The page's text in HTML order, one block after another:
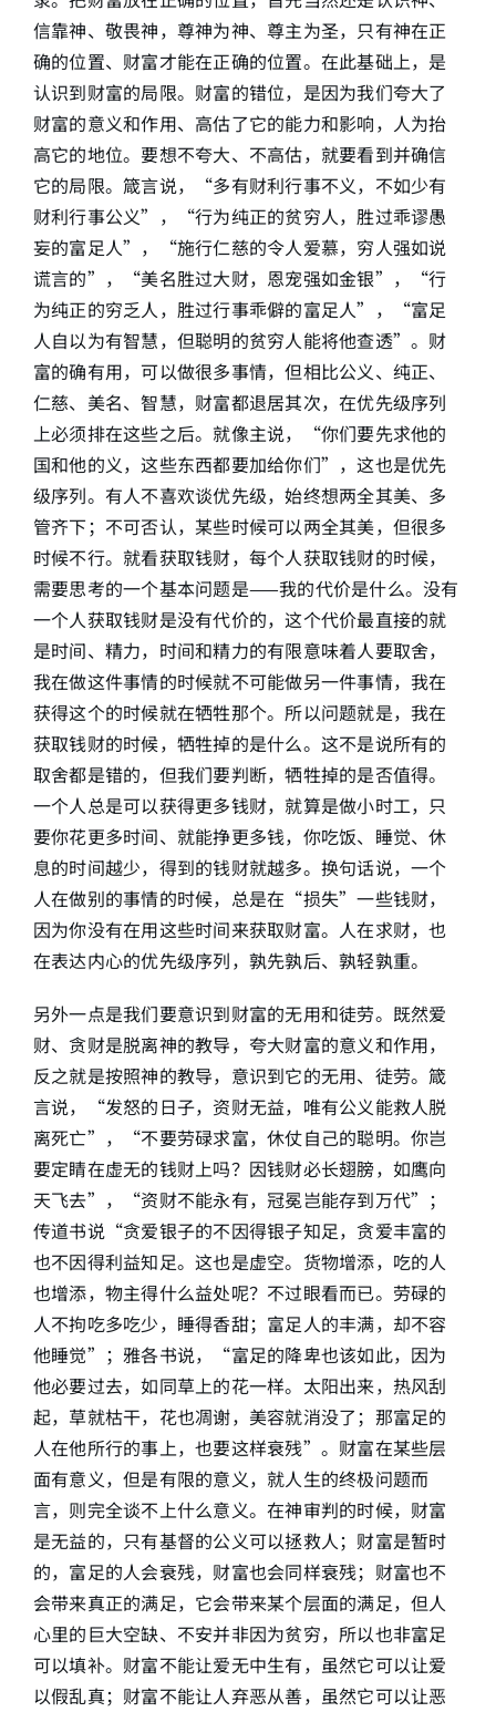
信靠神、敬畏神，尊神为神、尊主为圣，只有神在正
确的位置、财富才能在正确的位置。在此基础上，是
认识到财富的局限。财富的错位，是因为我们夸大了
财富的意义和作用、高估了它的能力和影响，人为抬
高它的地位。要想不夸大、不高估，就要看到并确信
它的局限。箴言说，“多有财利行事不义，不如少有
财利行事公义”，“行为纯正的贫穷人，胜过乖谬愚
妄的富足人”，“施行仁慈的令人爱慕，穷人强如说
谎言的”，“美名胜过大财，恩宠强如金银”，“行
为纯正的穷乏人，胜过行事乖僻的富足人”，“富足
人自以为有智慧，但聪明的贫穷人能将他查透”。财
富的确有用，可以做很多事情，但相比公义、纯正、
仁慈、美名、智慧，财富都退居其次，在优先级序列
上必须排在这些之后。就像主说，“你们要先求他的
国和他的义，这些东西都要加给你们”，这也是优先
级序列。有人不喜欢谈优先级，始终想两全其美、多
管齐下；不可否认，某些时候可以两全其美，但很多
时候不行。就看获取钱财，每个人获取钱财的时候，
需要思考的一个基本问题是——我的代价是什么。没有
一个人获取钱财是没有代价的，这个代价最直接的就
是时间、精力，时间和精力的有限意味着人要取舍，
我在做这件事情的时候就不可能做另一件事情，我在
获得这个的时候就在牺牲那个。所以问题就是，我在
获取钱财的时候，牺牲掉的是什么。这不是说所有的
取舍都是错的，但我们要判断，牺牲掉的是否值得。
一个人总是可以获得更多钱财，就算是做小时工，只
要你花更多时间、就能挣更多钱，你吃饭、睡觉、休
息的时间越少，得到的钱财就越多。换句话说，一个
人在做别的事情的时候，总是在“损失”一些钱财，
因为你没有在用这些时间来获取财富。人在求财，也
在表达内心的优先级序列，孰先孰后、孰轻孰重。
另外一点是我们要意识到财富的无用和徒劳。既然爱
财、贪财是脱离神的教导，夸大财富的意义和作用，
反之就是按照神的教导，意识到它的无用、徒劳。箴
言说，“发怒的日子，资财无益，唯有公义能救人脱
离死亡”，“不要劳碌求富，休仗自己的聪明。你岂
要定睛在虚无的钱财上吗？因钱财必长翅膀，如鹰向
天飞去”，“资财不能永有，冠冕岂能存到万代”；
传道书说“贪爱银子的不因得银子知足，贪爱丰富的
也不因得利益知足。这也是虚空。货物增添，吃的人
也增添，物主得什么益处呢？不过眼看而已。劳碌的
人不拘吃多吃少，睡得香甜；富足人的丰满，却不容
他睡觉”；雅各书说，“富足的降卑也该如此，因为
他必要过去，如同草上的花一样。太阳出来，热风刮
起，草就枯干，花也凋谢，美容就消没了；那富足的
人在他所行的事上，也要这样衰残”。财富在某些层
面有意义，但是有限的意义，就人生的终极问题而
言，则完全谈不上什么意义。在神审判的时候，财富
是无益的，只有基督的公义可以拯救人；财富是暂时
的，富足的人会衰残，财富也会同样衰残；财富也不
会带来真正的满足，它会带来某个层面的满足，但人
心里的巨大空缺、不安并非因为贫穷，所以也非富足
可以填补。财富不能让爱无中生有，虽然它可以让爱
以假乱真；财富不能让人弃恶从善，虽然它可以让恶